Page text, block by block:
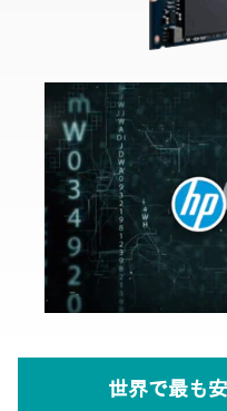
世界で最も